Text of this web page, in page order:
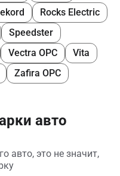
Rocks Electric
Speedster
Vectra OPC
Vita
Zafira OPC
авто
авто, это не значит,